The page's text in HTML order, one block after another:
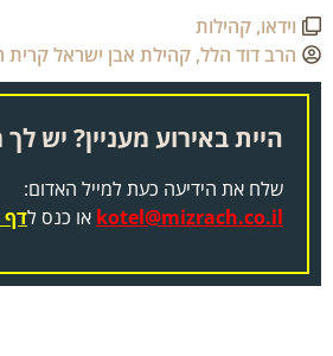
וידאו,קהילות
הרב דוד הלל,קהילת אבן ישראל קרית
היית באירוע מעניין? יש לך
שלח את הידיעה כעת למייל האדום:
kotel@mizrach.co.ilאו כנס לדף